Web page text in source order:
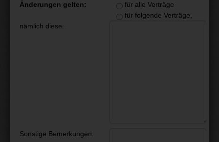
Änderungen gelten:
für alle Verträge
für folgende Verträge,
nämlich diese:
Sonstige Bemerkungen: